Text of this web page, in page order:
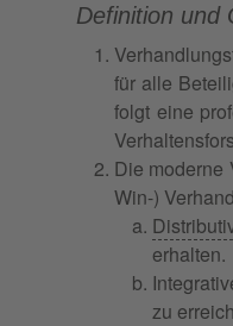
Definition und
für alle
folgt eine
Die moderne
Win-)
erhalten.
zu